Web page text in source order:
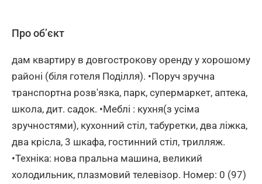
Про об’єкт
дам квартиру в довгострокову оренду у хорошому
районі (біля готеля Поділля). •Поруч зручна
транспортна розв'язка, парк, супермаркет, аптека,
школа, дит. садок. •Меблі : кухня(з усіма
зручностями), кухонний стіл, табуретки, два ліжка,
два крісла, 3 шкафа, гостинний стіл, трилляж.
•Техніка: нова пральна машина, великий
холодильник, плазмовий телевізор. Номер: 0 (97)